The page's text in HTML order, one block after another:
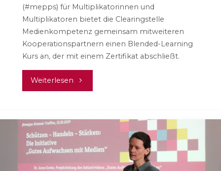
(#mepps) für Multiplikatorinnen und
Multiplikatoren bietet die Clearingstelle
Medienkompetenz gemeinsam mitweiteren
Kooperationspartnern einen Blended-Learning
Kurs an, der mit einem Zertifikat abschließt.
Weiterlesen "#mepps21
7.
Zertifikatskurs"